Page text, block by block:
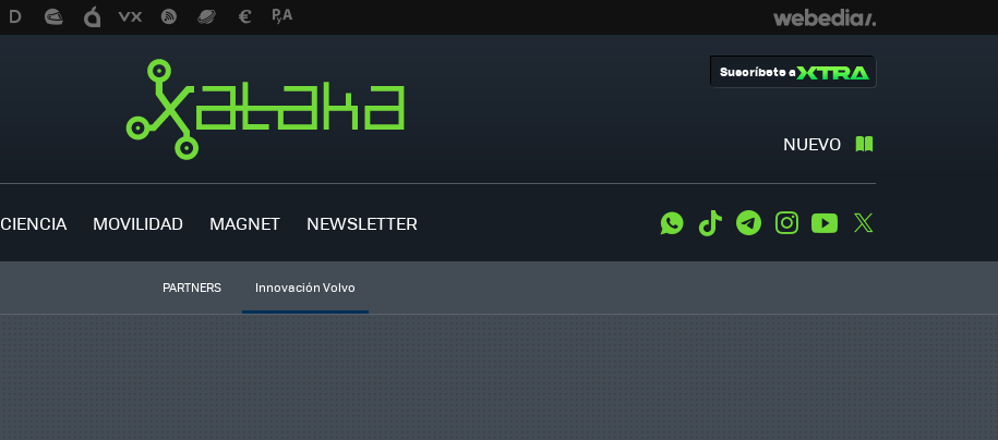
NUEVO
Suscríbete a
CIENCIA MOVILIDAD MAGNET NEWSLETTER WhatsApp
Tiktok TelegramInstagramYoutube
PARTNERS Innovación Volvo